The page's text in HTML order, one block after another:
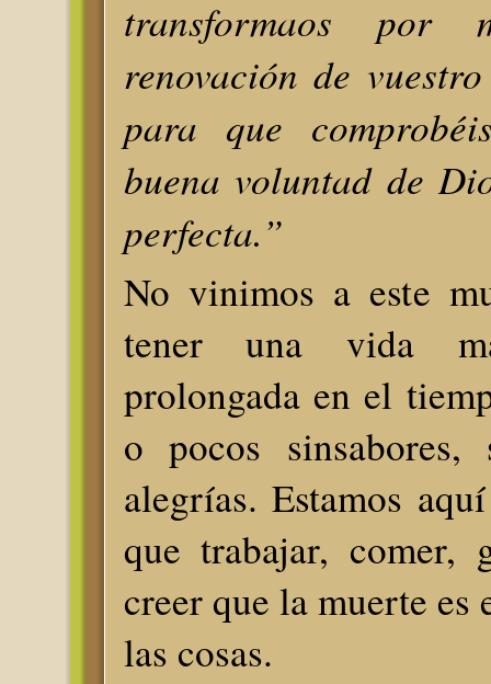
transformaos
renovación de
para que
buena voluntad de
perfecta.”
No vinimos a este
tener una vida
prolongada en el
o pocos sinsabores,
alegrías. Estamos
que trabajar, comer,
creer que la muerte es
las cosas.